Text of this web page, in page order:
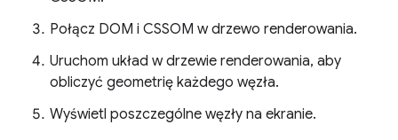
Połącz DOM i CSSOM w drzewo renderowania.
Uruchom układ w drzewie renderowania, aby
obliczyć geometrię każdego węzła.
Wyświetl poszczególne węzły na ekranie.